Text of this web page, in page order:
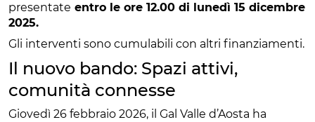
presentate entro le ore 12.00 di lunedì 15 dicembre
2025.
Gli interventi sono cumulabili con altri finanziamenti.
Il nuovo bando: Spazi attivi,
comunità connesse
Giovedì 26 febbraio 2026, il Gal Valle d’Aosta ha